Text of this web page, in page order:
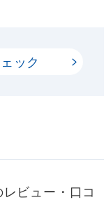
ック
ビュー・口コ